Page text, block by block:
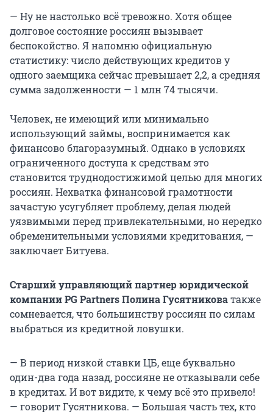
— Ну не настолько всё тревожно. Хотя общее
долговое состояние россиян вызывает
беспокойство. Я напомню официальную
статистику: число действующих кредитов у
одного заемщика сейчас превышает 2,2, а средняя
сумма задолженности — 1 млн 74 тысячи.
Человек, не имеющий или минимально
использующий займы, воспринимается как
финансово благоразумный. Однако в условиях
ограниченного доступа к средствам это
становится труднодостижимой целью для многих
россиян. Нехватка финансовой грамотности
зачастую усугубляет проблему, делая людей
уязвимыми перед привлекательными, но нередко
обременительными условиями кредитования, —
заключает Битуева.
Старший управляющий партнер юридической
компании PG Partners Полина Гусятниковатакже
сомневается, что большинству россиян по силам
выбраться из кредитной ловушки.
— В период низкой ставки ЦБ, еще буквально
один-два года назад, россияне не отказывали себе
в кредитах. И вот видите, к чему всё это привело!
— говорит Гусятникова. — Большая часть тех, кто